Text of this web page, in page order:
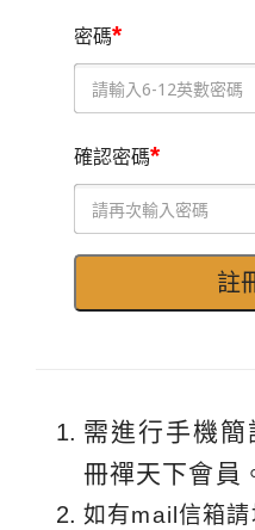
密碼*
確認密碼*
需進行手機簡
冊禪天下會員
如有mail信箱